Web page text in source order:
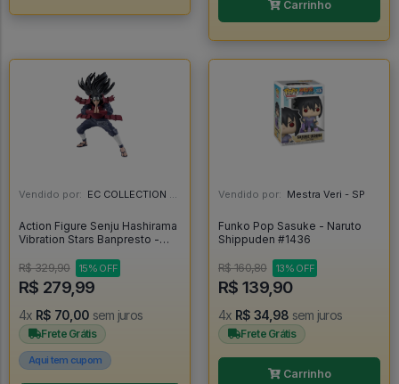
Carrinho
Vendido por: EC COLLECTION - SP
Action Figure Senju Hashirama
Vibration Stars Banpresto -
R$ 329,90
15% OFF
R$ 279,99
4x R$ 70,00 sem juros
Frete Grátis
Aqui tem cupom
Vendido por: Mestra Veri - SP
Funko Pop Sasuke - Naruto
Shippuden #1436
R$ 160,80 13% OFF
R$ 139,90
4x R$ 34,98 sem juros
Frete Grátis
Carrinho